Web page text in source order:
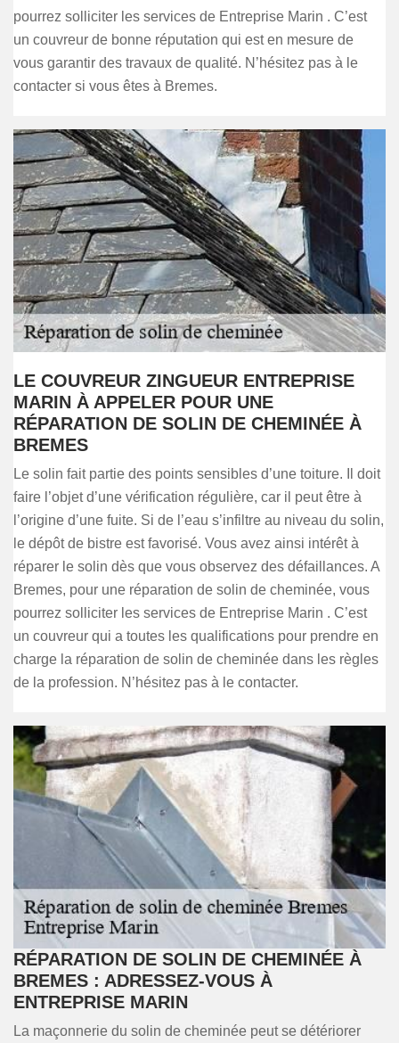
pourrez solliciter les services de Entreprise Marin . C’est
un couvreur de bonne réputation qui est en mesure de
vous garantir des travaux de qualité. N’hésitez pas à le
contacter si vous êtes à Bremes.
LE COUVREUR ZINGUEUR ENTREPRISE
MARIN À APPELER POUR UNE
RÉPARATION DE SOLIN DE CHEMINÉE À
BREMES
Le solin fait partie des points sensibles d’une toiture. Il doit
faire l’objet d’une vérification régulière, car il peut être à
l’origine d’une fuite. Si de l’eau s’infiltre au niveau du solin,
le dépôt de bistre est favorisé. Vous avez ainsi intérêt à
réparer le solin dès que vous observez des défaillances. A
Bremes, pour une réparation de solin de cheminée, vous
pourrez solliciter les services de Entreprise Marin . C’est
un couvreur qui a toutes les qualifications pour prendre en
charge la réparation de solin de cheminée dans les règles
de la profession. N’hésitez pas à le contacter.
RÉPARATION DE SOLIN DE CHEMINÉE À
BREMES : ADRESSEZ-VOUS À
ENTREPRISE MARIN
La maçonnerie du solin de cheminée peut se détériorer